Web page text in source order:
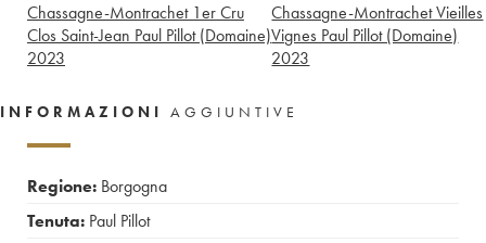
Chassagne-Montrachet 1er Cru
Clos Saint-Jean Paul Pillot (Domaine)
2023
Chassagne-Montrachet Vieilles
Vignes Paul Pillot (Domaine)
2023
INFORMAZIONI AGGIUNTIVE
Regione: Borgogna
Tenuta: Paul Pillot